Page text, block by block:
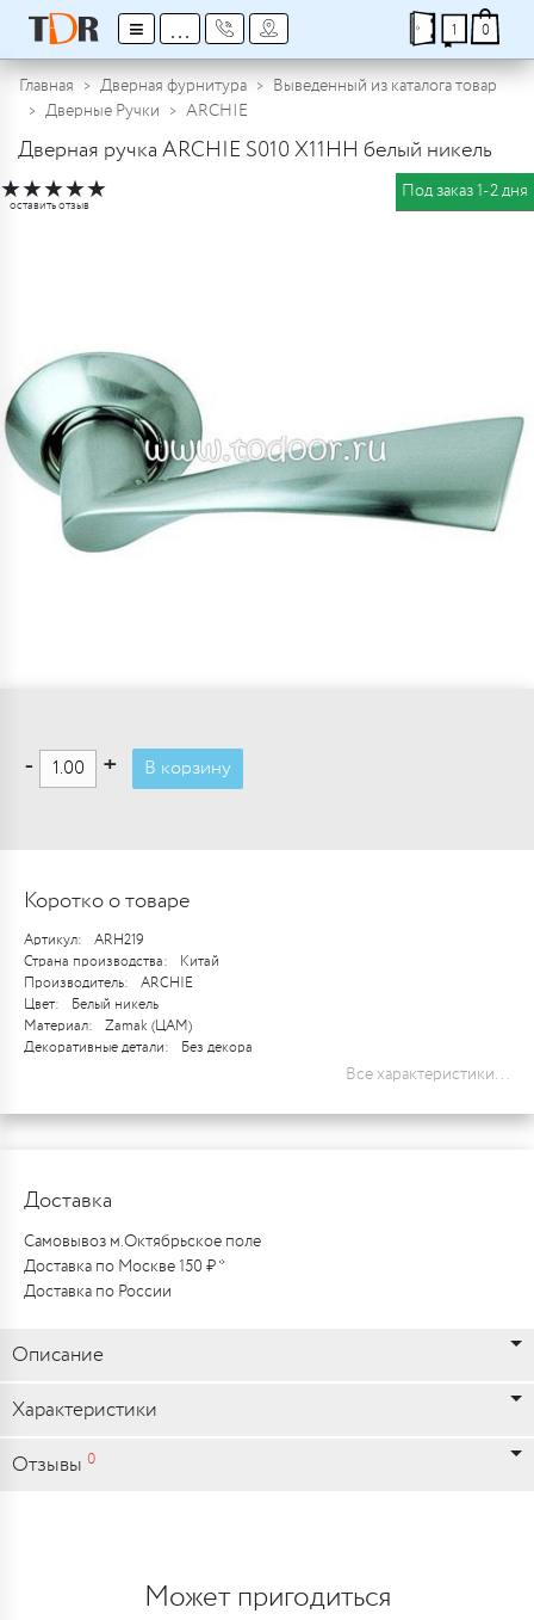
≡ ... 1 0
Главная Дверная фурнитура
Выведенный из каталога товар
Дверные Ручки
ARCHIE
Дверная ручка ARCHIE S010 X11HH белый никель
★★★★★
оставить отзыв
Под заказ 1-2 дня
- + В корзину
Коротко о товаре
Артикул:
ARH219
Страна производства:
Китай
Производитель:
ARCHIE
Цвет:
Белый никель
Материал:
Zamak (ЦАМ)
Декоративные детали:
Без декора
Все характеристики...
Доставка
Самовывоз м.Октябрьское поле
Доставка по Москве 150 ₽ *
Доставка по России
Описание
Характеристики
Отзывы 0
Может пригодиться